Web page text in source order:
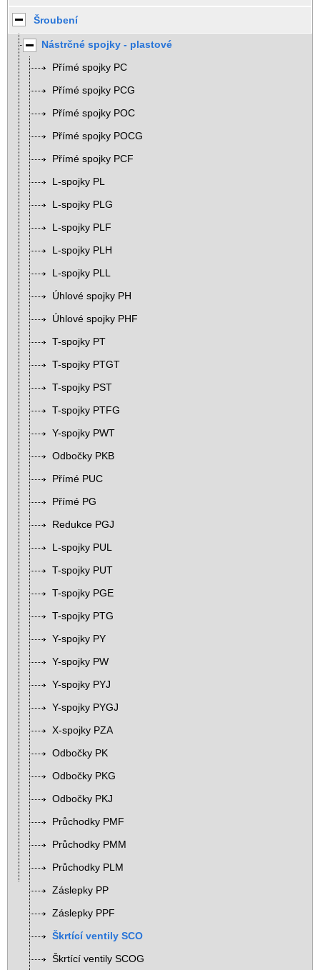
Šroubení
Nástrčné spojky - plastové
Přímé spojky PC
Přímé spojky PCG
Přímé spojky POC
Přímé spojky POCG
Přímé spojky PCF
L-spojky PL
L-spojky PLG
L-spojky PLF
L-spojky PLH
L-spojky PLL
Úhlové spojky PH
Úhlové spojky PHF
T-spojky PT
T-spojky PTGT
T-spojky PST
T-spojky PTFG
Y-spojky PWT
Odbočky PKB
Přímé PUC
Přímé PG
Redukce PGJ
L-spojky PUL
T-spojky PUT
T-spojky PGE
T-spojky PTG
Y-spojky PY
Y-spojky PW
Y-spojky PYJ
Y-spojky PYGJ
X-spojky PZA
Odbočky PK
Odbočky PKG
Odbočky PKJ
Průchodky PMF
Průchodky PMM
Průchodky PLM
Záslepky PP
Záslepky PPF
Škrtící ventily SCO
Škrtící ventily SCOG